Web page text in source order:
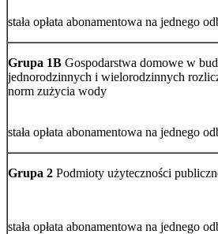
stała opłata abonamentowa na jednego
Grupa 1B Gospodarstwa domowe w
jednorodzinnych i wielorodzinnych
norm zużycia wody
stała opłata abonamentowa na jednego
Grupa 2 Podmioty użyteczności
stała opłata abonamentowa na jednego